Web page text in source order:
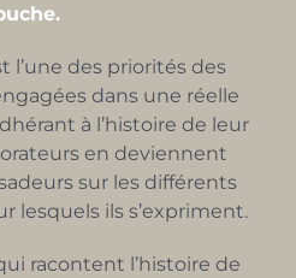
l’une des priorités des
dans une réelle
à l’histoire de leur
en deviennent
sur les différents
lesquels ils s’expriment.
racontent l’histoire de